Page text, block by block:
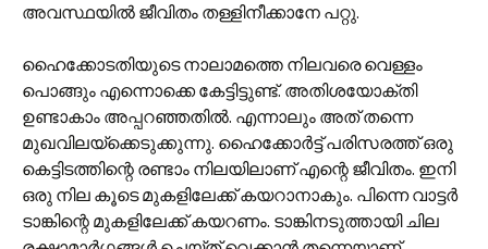
അവസ്ഥയിൽ ജീവിതം തള്ളിനീക്കാനേ പറ്റു.
ഹൈക്കോടതിയുടെ നാലാമത്തെ നിലവരെ വെള്ളം
പൊങ്ങും എന്നൊക്കെ കേട്ടിട്ടുണ്ട്. അതിശയോക്തി
ഉണ്ടാകാം അപ്പറഞ്ഞതിൽ. എന്നാലും അത് തന്നെ
മുഖവിലയ്ക്കെടുക്കുന്നു. ഹൈക്കോർട്ട് പരിസരത്ത് ഒരു
കെട്ടിടത്തിന്റെ രണ്ടാം നിലയിലാണ് എന്റെ ജീവിതം. ഇനി
ഒരു നില കൂടെ മുകളിലേക്ക് കയറാനാകും. പിന്നെ വാട്ടർ
ടാങ്കിന്റെ മുകളിലേക്ക് കയറണം. ടാങ്കിനടുത്തായി ചില